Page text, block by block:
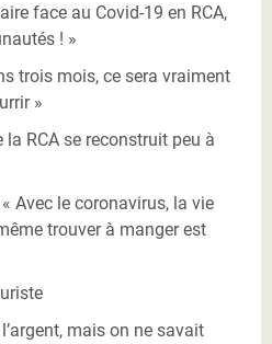
face au Covid-19 en RCA,
! »
trois mois, ce sera vraiment
»
la RCA se reconstruit peu à
Avec le coronavirus, la vie
trouver à manger est
mais on ne savait